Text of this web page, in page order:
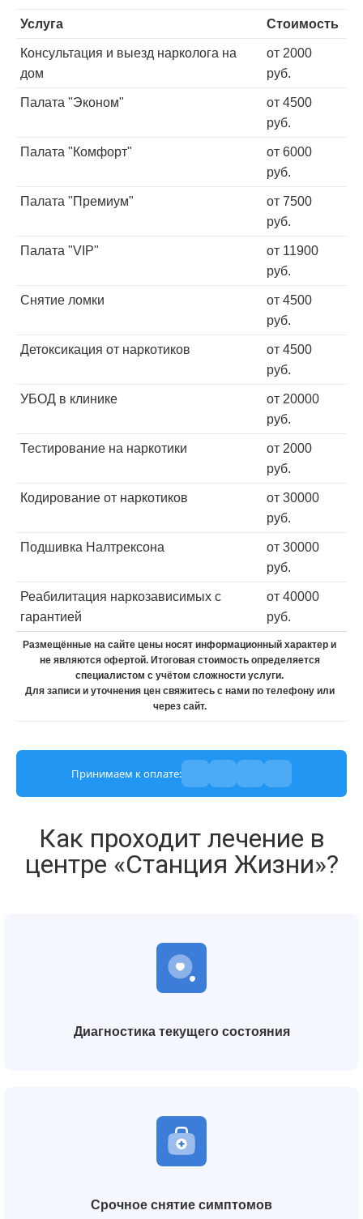
Услуга Стоимость
Консультация и выезд нарколога на
дом
от 2000
руб.
Палата "Эконом"
от 4500
руб.
Палата "Комфорт"
от 6000
руб.
Палата "Премиум"
от 7500
руб.
Палата "VIP"
от 11900
руб.
Снятие ломки
от 4500
руб.
Детоксикация от наркотиков
от 4500
руб.
УБОД в клинике
от 20000
руб.
Тестирование на наркотики
от 2000
руб.
Кодирование от наркотиков
от 30000
руб.
Подшивка Налтрексона
от 30000
руб.
Реабилитация наркозависимых с
гарантией
от 40000
руб.
Размещённые на сайте цены носят информационный характер и
не являются офертой. Итоговая стоимость определяется
специалистом с учётом сложности услуги.
Для записи и уточнения цен свяжитесь с нами по телефону или
через сайт.
Принимаем к оплате:
Как проходит лечение в
центре «Станция Жизни»?
Диагностика текущего состояния
Срочное снятие симптомов